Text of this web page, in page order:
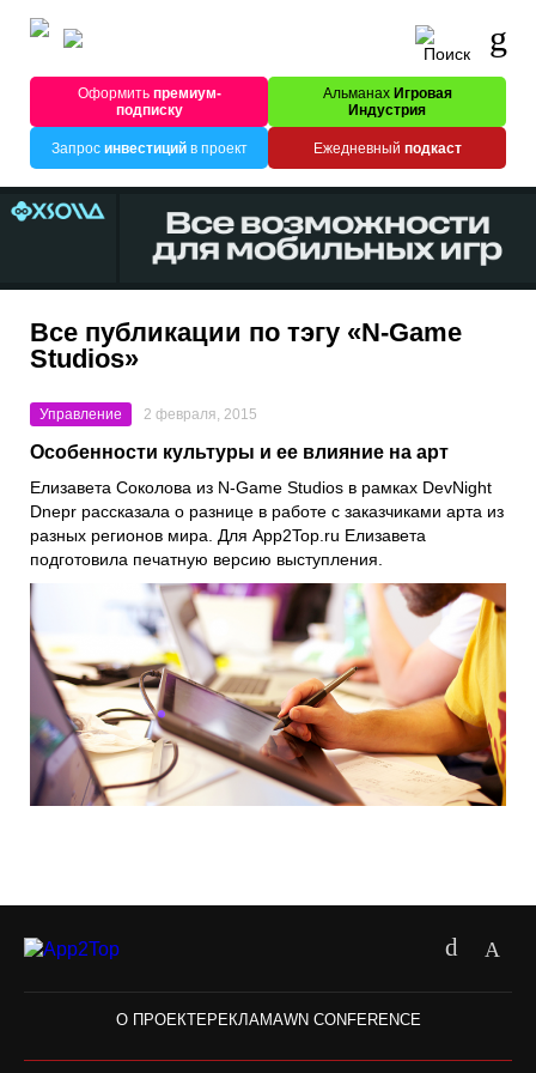
Оформитьпремиум-
подписку
Альманах Игровая
Индустрия
Запрос инвестицийв проект Ежедневный подкаст
Все публикации по тэгу «N-Game
Studios»
Управление 2 февраля, 2015
Особенности культуры и ее влияние на арт
Елизавета Соколова из N-Game Studios в рамках DevNight
Dnepr рассказала о разнице в работе с заказчиками арта из
разных регионов мира. Для App2Top.ru Елизавета
подготовила печатную версию выступления.
О ПРОЕКТЕРЕКЛАМАWN CONFERENCE